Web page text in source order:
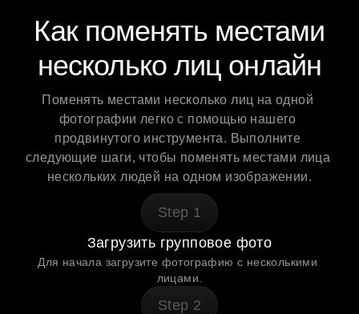
Как поменять местами
несколько лиц онлайн
Поменять местами несколько лиц на одной
фотографии легко с помощью нашего
продвинутого инструмента. Выполните
следующие шаги, чтобы поменять местами лица
нескольких людей на одном изображении.
Step 1
Загрузить групповое фото
Для начала загрузите фотографию с несколькими
лицами.
Step 2